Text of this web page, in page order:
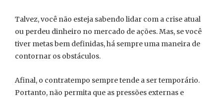
Talvez, você não esteja sabendo lidar com a crise atual
ou perdeu dinheiro no mercado de ações. Mas, se você
tiver metas bem definidas, há sempre uma maneira de
contornar os obstáculos.
Afinal, o contratempo sempre tende a ser temporário.
Portanto, não permita que as pressões externas e